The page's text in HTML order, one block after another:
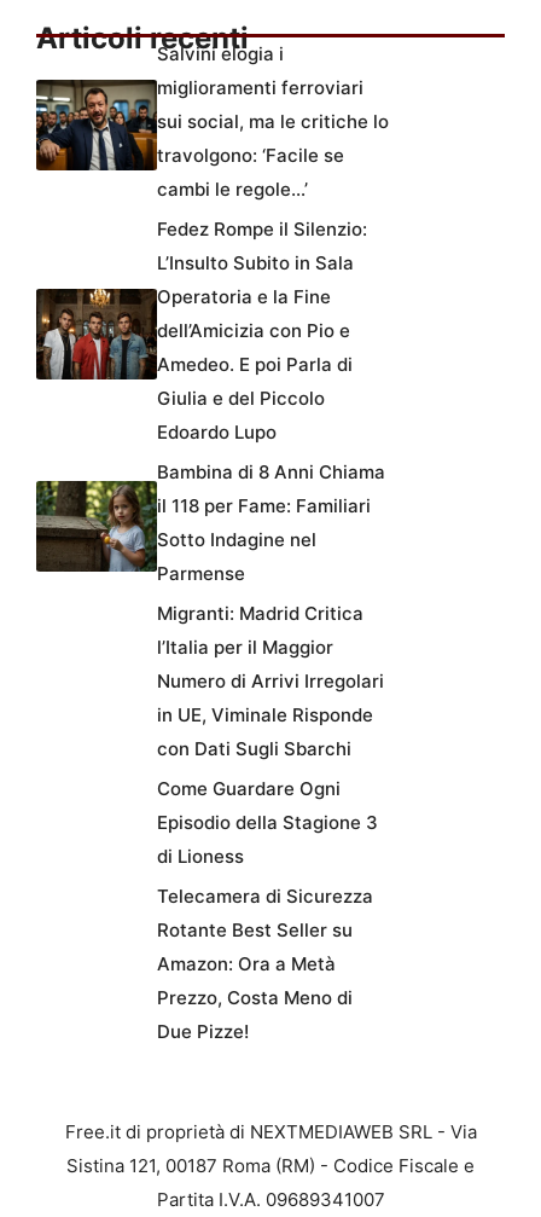
Articoli recenti
Salvini elogia i
miglioramenti ferroviari
sui social, ma le critiche lo
travolgono: ‘Facile se
cambi le regole…’
Fedez Rompe il Silenzio:
L’Insulto Subito in Sala
Operatoria e la Fine
dell’Amicizia con Pio e
Amedeo. E poi Parla di
Giulia e del Piccolo
Edoardo Lupo
Bambina di 8 Anni Chiama
il 118 per Fame: Familiari
Sotto Indagine nel
Parmense
Migranti: Madrid Critica
l’Italia per il Maggior
Numero di Arrivi Irregolari
in UE, Viminale Risponde
con Dati Sugli Sbarchi
Come Guardare Ogni
Episodio della Stagione 3
di Lioness
Telecamera di Sicurezza
Rotante Best Seller su
Amazon: Ora a Metà
Prezzo, Costa Meno di
Due Pizze!
Free.it di proprietà di NEXTMEDIAWEB SRL - Via
Sistina 121, 00187 Roma (RM) - Codice Fiscale e
Partita I.V.A. 09689341007